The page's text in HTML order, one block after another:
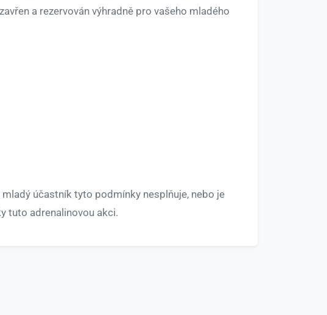
a rezervován výhradně pro vašeho mladého
účastník tyto podmínky nesplňuje, nebo je
tuto adrenalinovou akci.